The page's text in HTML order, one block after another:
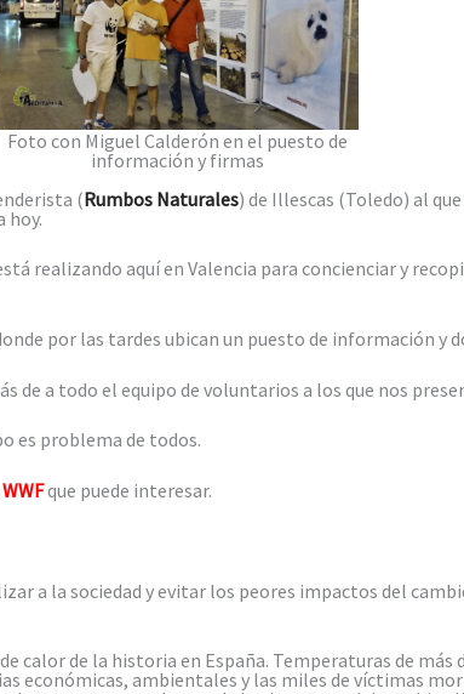
Foto con Miguel Calderón en el puesto de
información y firmas
(Rumbos Naturales) de Illescas (Toledo) al
hoy.
realizando aquí en Valencia para concienciar y
por las tardes ubican un puesto de información y
de a todo el equipo de voluntarios a los que nos
es problema de todos.
WWFque puede interesar.
a la sociedad y evitar los peores impactos del
calor de la historia en España. Temperaturas de
económicas, ambientales y las miles de víctimas